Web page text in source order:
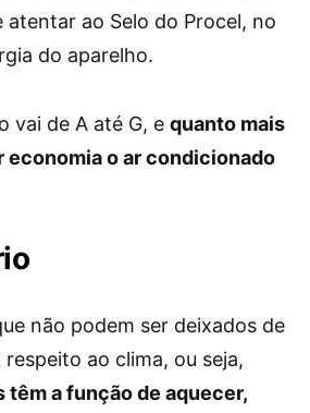
atentar ao Selo do Procel, no
do aparelho.
vai de A até G, e quanto mais
economia o ar condicionado
não podem ser deixados de
ao clima, ou seja,
têm a função de aquecer,